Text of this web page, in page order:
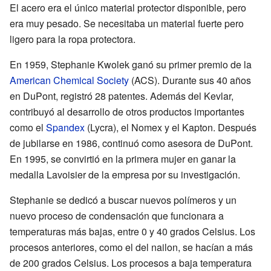
El acero era el único material protector disponible, pero
era muy pesado. Se necesitaba un material fuerte pero
ligero para la ropa protectora.
En 1959, Stephanie Kwolek ganó su primer premio de la
American Chemical Society (ACS). Durante sus 40 años
en DuPont, registró 28 patentes. Además del Kevlar,
contribuyó al desarrollo de otros productos importantes
como el Spandex (Lycra), el Nomex y el Kapton. Después
de jubilarse en 1986, continuó como asesora de DuPont.
En 1995, se convirtió en la primera mujer en ganar la
medalla Lavoisier de la empresa por su investigación.
Stephanie se dedicó a buscar nuevos polímeros y un
nuevo proceso de condensación que funcionara a
temperaturas más bajas, entre 0 y 40 grados Celsius. Los
procesos anteriores, como el del nailon, se hacían a más
de 200 grados Celsius. Los procesos a baja temperatura